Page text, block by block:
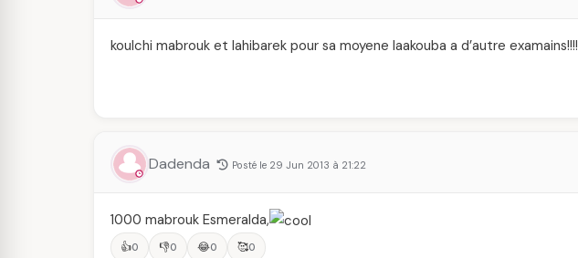
koulchi mabrouk et lahibarek pour sa moyene laakouba a d’autre examains!!!!
Dadenda Posté le 29 Jun 2013 à 21:22
1000 mabrouk Esmeralda,
👍0 👎0 😂0 🥰0